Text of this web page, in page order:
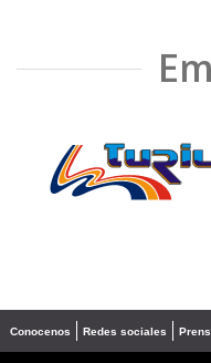
❮
Conocenos Redes sociales